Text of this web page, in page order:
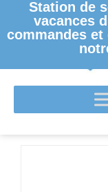
Station de
vacances
commandes
BAINS